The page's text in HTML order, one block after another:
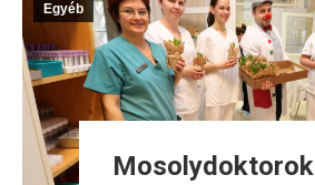
Egyéb
Mosolydoktorok